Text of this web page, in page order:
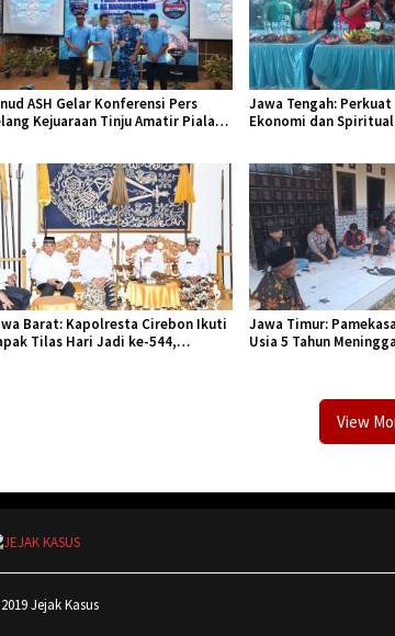
ASH Gelar Konferensi Pers
Kejuaraan Tinju Amatir Piala
Jawa Tengah:
Ekonomi dan
Barat: Kapolresta Cirebon Ikuti
Tilas Hari Jadi ke-544,
Jawa Timur:
Usia 5 Tahun
View
Jejak Kasus